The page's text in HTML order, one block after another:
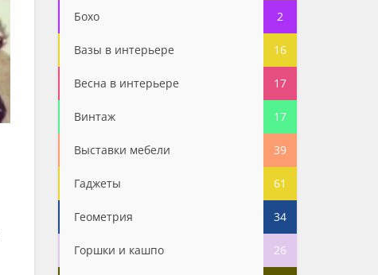
Бохо 2
Вазы в интерьере 16
Весна в интерьере 17
Винтаж 17
Выставки мебели 39
Гаджеты 61
Геометрия 34
Горшки и кашпо 26